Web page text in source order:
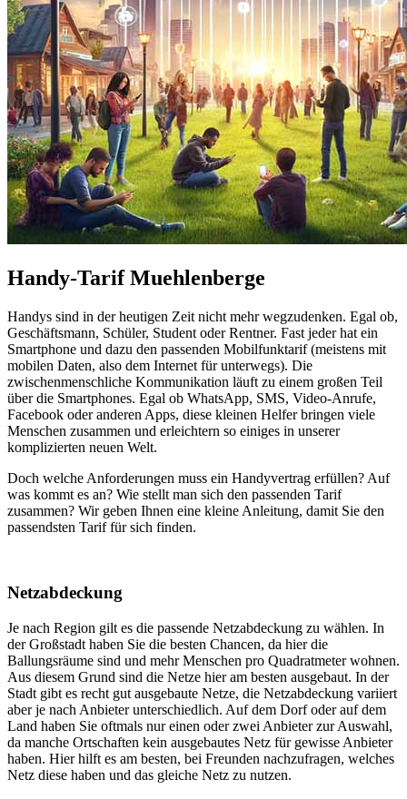
Handy-Tarif Muehlenberge
Handys sind in der heutigen Zeit nicht mehr wegzudenken. Egal ob,
Geschäftsmann, Schüler, Student oder Rentner. Fast jeder hat ein
Smartphone und dazu den passenden Mobilfunktarif (meistens mit
mobilen Daten, also dem Internet für unterwegs). Die
zwischenmenschliche Kommunikation läuft zu einem großen Teil
über die Smartphones. Egal ob WhatsApp, SMS, Video-Anrufe,
Facebook oder anderen Apps, diese kleinen Helfer bringen viele
Menschen zusammen und erleichtern so einiges in unserer
komplizierten neuen Welt.
Doch welche Anforderungen muss ein Handyvertrag erfüllen? Auf
was kommt es an? Wie stellt man sich den passenden Tarif
zusammen? Wir geben Ihnen eine kleine Anleitung, damit Sie den
passendsten Tarif für sich finden.
Netzabdeckung
Je nach Region gilt es die passende Netzabdeckung zu wählen. In
der Großstadt haben Sie die besten Chancen, da hier die
Ballungsräume sind und mehr Menschen pro Quadratmeter wohnen.
Aus diesem Grund sind die Netze hier am besten ausgebaut. In der
Stadt gibt es recht gut ausgebaute Netze, die Netzabdeckung variiert
aber je nach Anbieter unterschiedlich. Auf dem Dorf oder auf dem
Land haben Sie oftmals nur einen oder zwei Anbieter zur Auswahl,
da manche Ortschaften kein ausgebautes Netz für gewisse Anbieter
haben. Hier hilft es am besten, bei Freunden nachzufragen, welches
Netz diese haben und das gleiche Netz zu nutzen.